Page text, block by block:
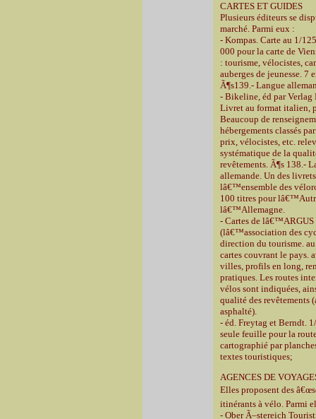
CARTES ET GUIDES
Plusieurs éditeurs se
marché. Parmi eux :
- Kompas. Carte au 1/
000 pour la carte de
: tourisme, vélocistes,
auberges de jeunesse. 7
Ã¶s139.- Langue
- Bikeline, éd par Verlag
Livret au format italien,
Beaucoup de
hébergements classés
prix, vélocistes, etc.
systématique de la
revêtements. Ã¶s 138.-
allemande. Un des
lâ€™ensemble des
100 titres pour
lâ€™Allemagne.
- Cartes de lâ€™ARGUS
(lâ€™association des
direction du tourisme.
cartes couvrant le pays.
villes, profils en long,
pratiques. Les routes
vélos sont indiquées,
qualité des revêtements
asphalté).
- éd. Freytag et Berndt.
seule feuille pour la
cartographié par
textes touristiques;
AGENCES DE
Elles proposent des
itinérants à vélo. Parmi
- Ober Ã–stereich